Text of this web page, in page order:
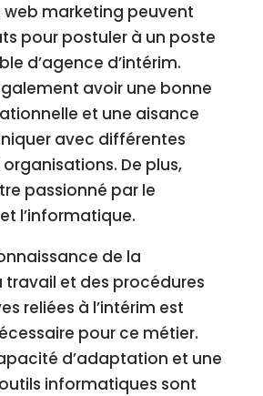
marketing peuvent
pour postuler à un poste
d’agence d’intérim.
avoir une bonne
et une aisance
avec différentes
De plus,
passionné par le
l’informatique.
de la
travail et des procédures
reliées à l’intérim est
pour ce métier.
d’adaptation et une
informatiques sont